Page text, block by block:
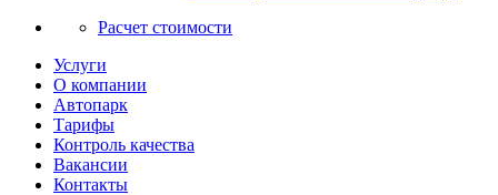
Расчет стоимости
Услуги
О компании
Автопарк
Тарифы
Контроль качества
Вакансии
Контакты